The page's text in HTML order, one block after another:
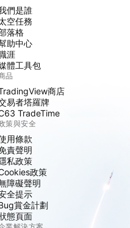
們是誰
空任務
落格
助中心
涯
體工具包
品
商店
易者塔羅牌
TradeTime
策與安全
用條款
責聲明
私政策
政策
障礙聲明
全提示
賞金計劃
態頁面